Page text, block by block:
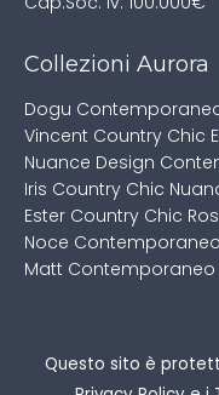
Collezioni Aurora
Dogu
Vincent Country Chic
Nuance Design
Iris Country Chic
Ester Country Chic
Noce Contemporaneo
Matt Contemporaneo
Questo sito è